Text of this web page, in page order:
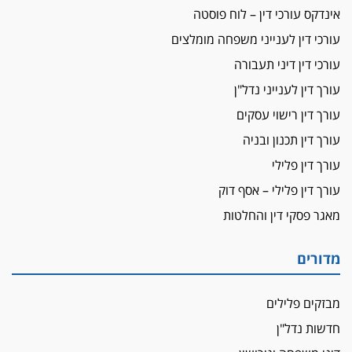
פיקטיביות בשם פלסטינים
על המידתיות
ביה"ד המשמעתי ביטל השעיה לצמיתות של
עורכת-דין שהביעה שמחה ב-7 באוקטובר
אשם
עו"ד הלל בבייב הורשע בהונאת עשרות לקוחות,
ההסדר: 7-9 שנות מאסר
דין ומקרקעין
עורך דין ברמת השרון נחקר בחשד למרמה בעסקת
תובעת משטרתית פוטרה בחשד לעישון סמים
שנחשף בפעילות בלשים בטלגרם
לא בכל יום
הכנסת אישרה
אינדקס עורכי דין – לוח פוסטה
עורכי דין לענייני משפחה מומלצים
עורכי דין דיני תעבורה
עורך דין לענייני נדל"ן
עורך דין רישוי עסקים
עורך דין תכנון ובניה
עורך דין פלילי
עורך דין פלילי – אסף דוק
מאגר פסקי דין והחלטות
מדורים
מבזקים פלילים
חדשות נדל"ן